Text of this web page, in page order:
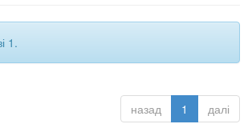
1.
назад 1 далі